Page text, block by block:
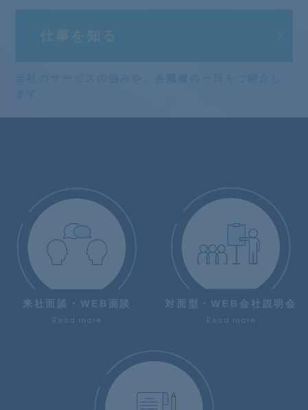
仕事を知る
来社面談・WEB面談
Read more
対面型・WEB会社説明会
Read more